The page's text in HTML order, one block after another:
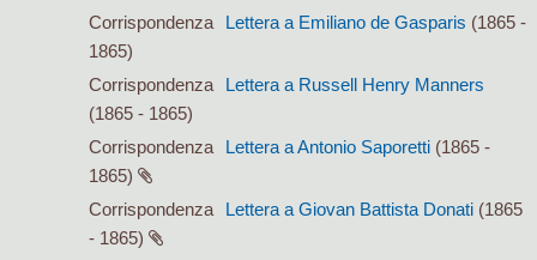
Corrispondenza
Lettera a Emiliano de Gasparis (1865 -
1865)
Corrispondenza
Lettera a Russell Henry Manners
(1865 - 1865)
Corrispondenza
Lettera a Antonio Saporetti (1865 -
1865)
Corrispondenza
Lettera a Giovan Battista Donati (1865
- 1865)